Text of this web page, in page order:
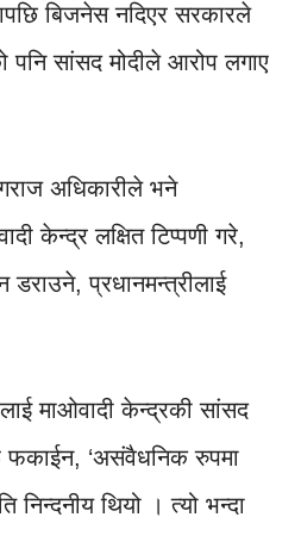
बिजनेस नदिएर सरकारले
पनि सांसद मोदीले आरोप लगाए
अधिकारीले भने
केन्द्र लक्षित टिप्पणी गरे,
डराउने, प्रधानमन्त्रीलाई
माओवादी केन्द्रकी सांसद
फकाईन, ‘असंवैधनिक रुपमा
निन्दनीय थियो । त्यो भन्दा